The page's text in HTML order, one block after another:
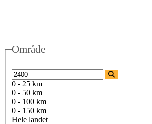
Område
0 - 25 km
0 - 50 km
0 - 100 km
0 - 150 km
Hele landet